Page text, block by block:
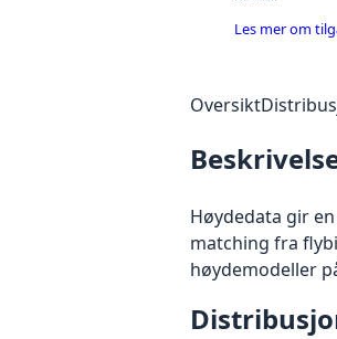
Les mer om
Oversikt
Høydedata gir
matching fra
høydemodeller